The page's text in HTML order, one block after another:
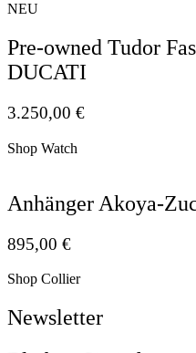
NEU
Pre-owned Tudor
DUCATI
3.250,00 €
Shop Watch
Anhänger Akoya-
895,00 €
Shop Collier
Newsletter